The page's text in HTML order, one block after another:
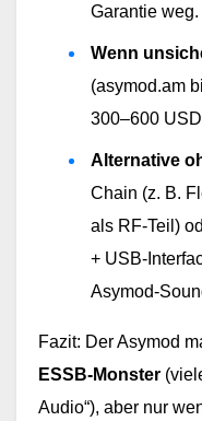
Garantie weg.
Wenn
(asymod.am
300–600
Alternative
Chain (z. B.
als RF-Teil)
+ USB-
Asymod-
Fazit: Der Asymod
ESSB-Monster
Audio“), aber nur